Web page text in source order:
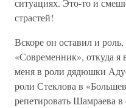
ситуациях. Это-то и
страстей!
Вскоре он оставил и
«Современник», откуда
меня в роли дядюшки
роли Стеклова в
репетировать Шамраева